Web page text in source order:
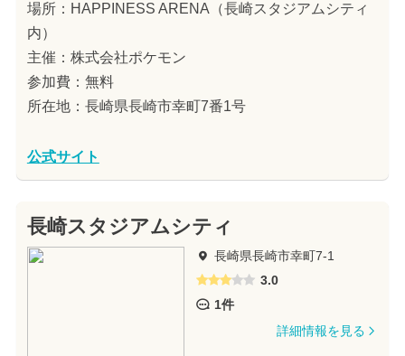
場所：HAPPINESS ARENA（長崎スタジアムシティ
内）
主催：株式会社ポケモン
参加費：無料
所在地：長崎県長崎市幸町7番1号
公式サイト
長崎スタジアムシティ
長崎県長崎市幸町7-1
3.0
1件
詳細情報を見る